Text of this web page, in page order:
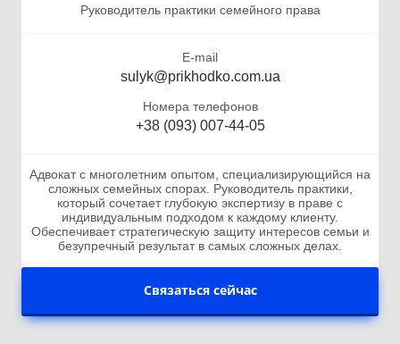
Руководитель практики семейного права
E-mail
sulyk@prikhodko.com.ua
Номера телефонов
+38 (093) 007-44-05
Адвокат с многолетним опытом, специализирующийся на
сложных семейных спорах. Руководитель практики,
который сочетает глубокую экспертизу в праве с
индивидуальным подходом к каждому клиенту.
Обеспечивает стратегическую защиту интересов семьи и
безупречный результат в самых сложных делах.
Связаться сейчас